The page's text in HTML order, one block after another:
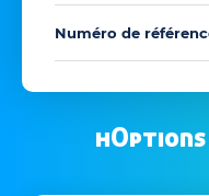
Numéro de